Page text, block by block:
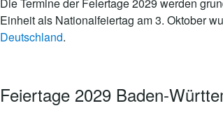
Einheit als Nationalfeiertag am 3. Oktober
Deutschland.
Feiertage 2029 Baden-